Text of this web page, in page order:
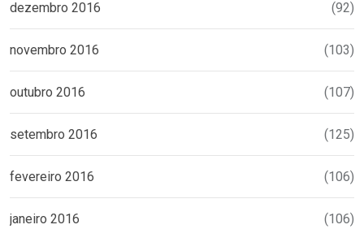
dezembro 2016 (92)
novembro 2016 (103)
outubro 2016 (107)
setembro 2016 (125)
fevereiro 2016 (106)
janeiro 2016 (106)